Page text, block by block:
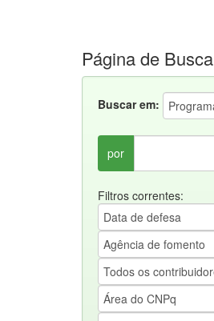
Página de Busca
Buscar em:
por
Filtros correntes: